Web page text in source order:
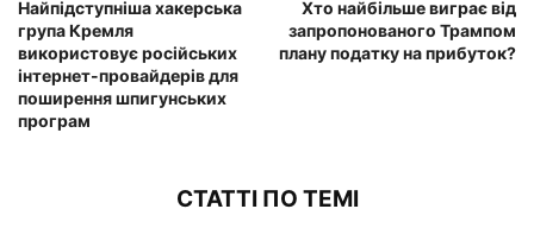
Найпідступніша хакерська
група Кремля
використовує російських
інтернет-провайдерів для
поширення шпигунських
програм
Хто найбільше виграє від
запропонованого Трампом
плану податку на прибуток?
СТАТТІ ПО ТЕМІ